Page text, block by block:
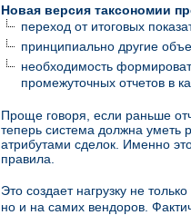
Новая версия таксономии
переход от итоговых
принципиально другие
необходимость
промежуточных отчетов в
Проще говоря, если раньше
теперь система должна уметь
атрибутами сделок. Именно
правила.
Это создает нагрузку не
но и на самих вендоров.